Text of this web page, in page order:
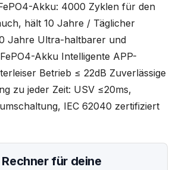
Akku: 4000 Zyklen für den
hält 10 Jahre / Täglicher
Jahre Ultra-haltbarer und
Akku Intelligente APP-
Betrieb ≤ 22dB Zuverlässige
zu jeder Zeit: USV ≤20ms,
IEC 62040 zertifiziert
für deine